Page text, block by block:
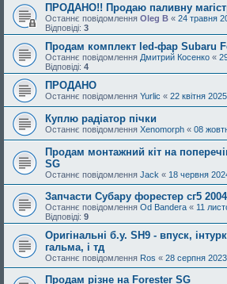
ПРОДАНО!! Продаю паливну
Останнє повідомлення Oleg B « 24 травня
Відповіді: 3
Продам комплект led-фар Subaru
Останнє повідомлення Дмитрий Косенко «
Відповіді: 4
ПРОДАНО
Останнє повідомлення Yurlic « 22 квітня
Куплю радіатор пічки
Останнє повідомлення Xenomorph « 08
Продам монтажний кіт на
SG
Останнє повідомлення Jack « 18 червня
Запчасти Субару форестер сг5 2004
Останнє повідомлення Od Bandera « 11
Відповіді: 9
Оригінальні б.у. SH9 - впуск,
гальма, і тд
Останнє повідомлення Ros « 28 серпня
Продам різне на Forester SG